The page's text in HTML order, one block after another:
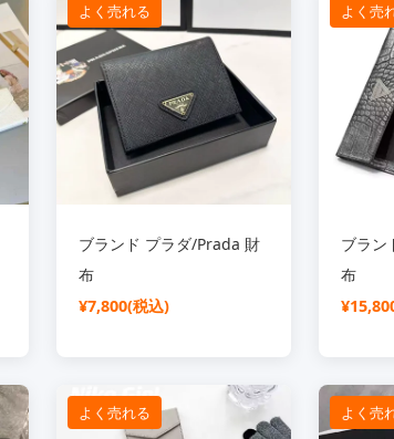
よく売れる
ブランド プラダ/Prada 財
布
¥7,800(税込)
よく売
ブラン
布
よく売れる よく売